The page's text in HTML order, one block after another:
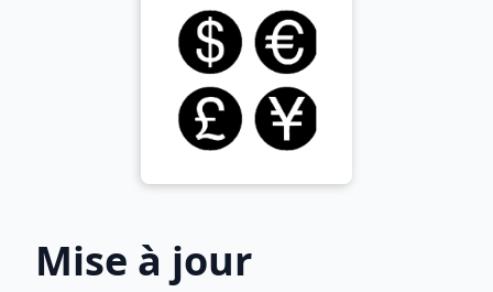
Mise à jour